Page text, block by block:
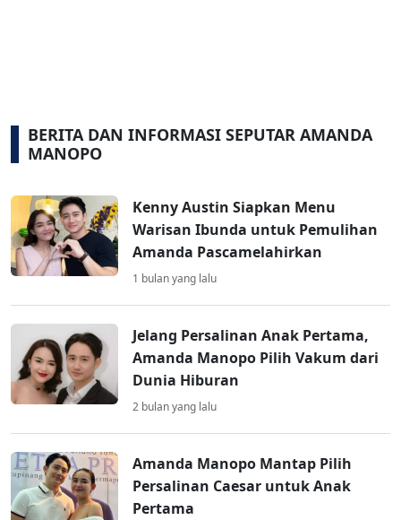
BERITA DAN INFORMASI SEPUTAR AMANDA
MANOPO
Kenny Austin Siapkan Menu
Warisan Ibunda untuk Pemulihan
Amanda Pascamelahirkan
1 bulan yang lalu
Jelang Persalinan Anak Pertama,
Amanda Manopo Pilih Vakum dari
Dunia Hiburan
2 bulan yang lalu
Amanda Manopo Mantap Pilih
Persalinan Caesar untuk Anak
Pertama